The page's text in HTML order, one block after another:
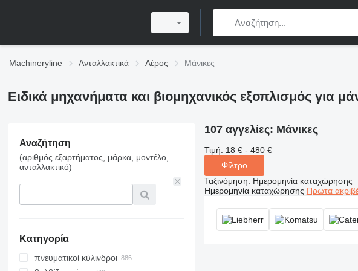
Machineryline Ανταλλακτικά Αέρος Μάνικες
Ειδικά μηχανήματα και βιομηχανικός εξοπλισμός για
Αναζήτηση
(αριθμός εξαρτήματος, μάρκα, μοντέλο,
ανταλλακτικό)
Κατηγορία
πνευματικοί κύλινδροι
107 αγγελίες: Μάνικες
Τιμή: 18 € - 480 €
Φίλτρο
Ταξινόμηση: Ημερομηνία καταχώρησης
Ημερομηνία καταχώρησης Πρώτα